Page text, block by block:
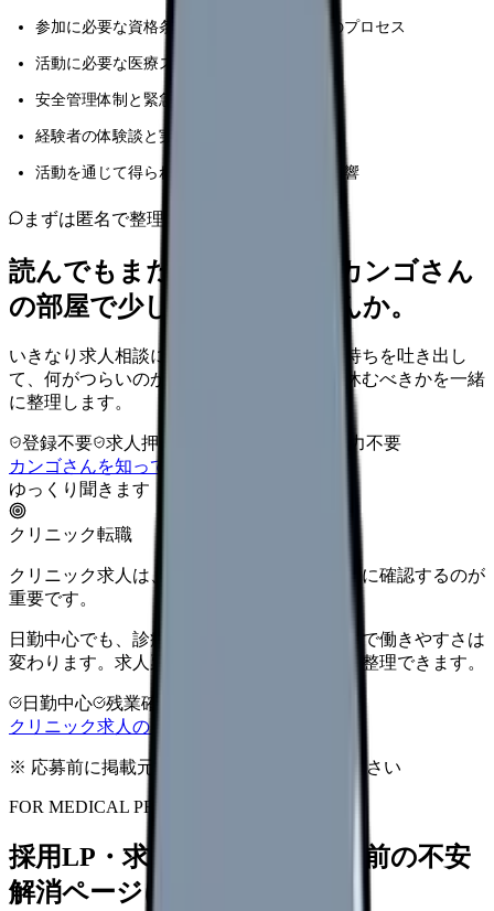
参加に必要な資格条件と応募から参加までのプロセス
活動に必要な医療スキルと山岳知識の詳細
安全管理体制と緊急時の対応方法
経験者の体験談と実際の活動事例
活動を通じて得られる学びとキャリアへの影響
まずは匿名で整理
読んでもまだ苦しいなら、カンゴさん
の部屋で少し話してみませんか。
いきなり求人相談には進みません。今の気持ちを吐き出し
て、何がつらいのか、辞めるべきか、少し休むべきかを一緒
に整理します。
登録不要 求人押し売りなし
病院名は入力不要
カンゴさんを知ってから相談する
ゆっくり聞きます
クリニック転職
クリニック求人は、勤務時間と人間関係を先に確認するのが
重要です。
日勤中心でも、診療科・院長方針・人数体制で働きやすさは
変わります。求人票だけで決める前に条件を整理できます。
日勤中心 残業確認
クリニック求人の見方を確認する
※ 応募前に掲載元の最新情報を確認してください
FOR MEDICAL PROVIDERS
採用LP・求人ページを、応募前の不安
解消ページにできます